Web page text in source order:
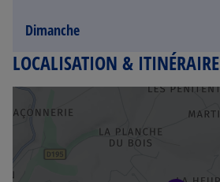
Dimanche
LOCALISATION & ITINÉRAIRE